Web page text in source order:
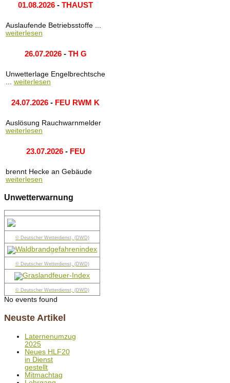
01.08.2026 - THAUST
Auslaufende Betriebsstoffe ...
weiterlesen
26.07.2026- TH G
Unwetterlage Engelbrechtsche
... weiterlesen
24.07.2026 - FEU RWM K
Auslösung Rauchwarnmelder
weiterlesen
23.07.2026- FEU
brennt Hecke an Gebäude
weiterlesen
Unwetterwarnung
© Deutscher Wetterdienst, (DWD)
© Deutscher Wetterdienst, (DWD)
© Deutscher Wetterdienst, (DWD)
No events found
Neuste Artikel
Laternenumzug
2025
Neues HLF20
in Dienst
gestellt
Mitmachtag